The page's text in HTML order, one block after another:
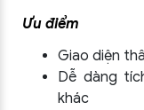
Ưu điểm
Giao diện
Dễ dàng
khác